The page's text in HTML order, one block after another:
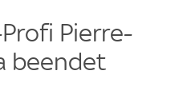
Pierre-
beendet